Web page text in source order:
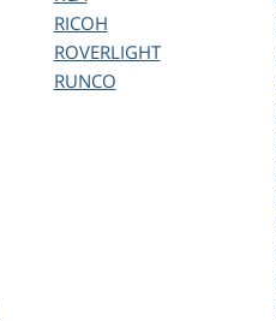
RICOH
ROVERLIGHT
RUNCO